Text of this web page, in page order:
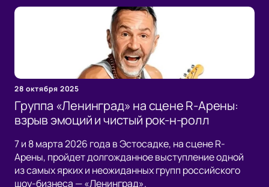
28 октября 2025
Группа «Ленинград» на сцене R-Арены:
взрыв эмоций и чистый рок-н-ролл
7 и 8 марта 2026 года в Эстосадке, на сцене R-
Арены, пройдет долгожданное выступление одной
из самых ярких и неожиданных групп российского
шоу-бизнеса — «Ленинград».